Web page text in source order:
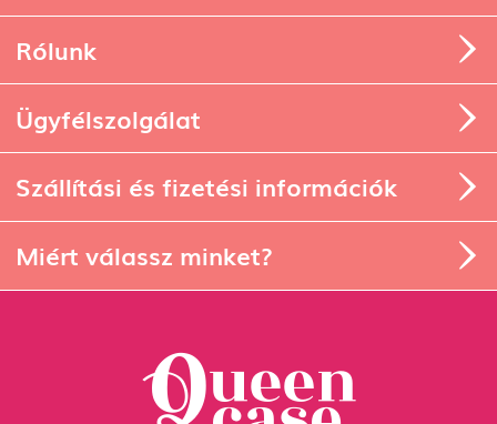
Rólunk
Ügyfélszolgálat
Szállítási és fizetési információk
Miért válassz minket?